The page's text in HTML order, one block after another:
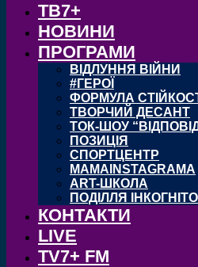
ТВ7+
НОВИНИ
ПРОГРАМИ
ВІДЛУННЯ ВІЙНИ
#ГЕРОЇ
ФОРМУЛА
ТВОРЧИЙ ДЕСАНТ
ТОК-ШОУ
ПОЗИЦІЯ
СПОРТЦЕНТР
MAMAINSTAGRAMA
ART-ШКОЛА
ПОДІЛЛЯ ІНКОГНІТО
КОНТАКТИ
LIVE
TV7+ FM